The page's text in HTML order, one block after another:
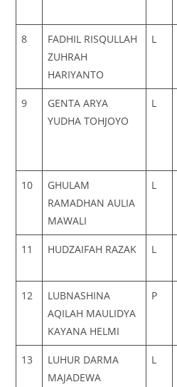
8
FADHIL RISQULLAH
ZUHRAH
HARIYANTO
L
9
GENTA ARYA
YUDHA TOHJOYO
L
10
GHULAM
RAMADHAN AULIA
MAWALI
L
11 HUDZAIFAH RAZAK L
12
LUBNASHINA
AQILAH MAULIDYA
KAYANA HELMI
P
13
LUHUR DARMA
MAJADEWA
L